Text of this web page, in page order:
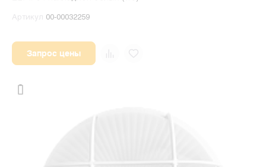
Артикул 00-00032259
Запрос цены